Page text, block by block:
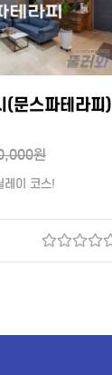
(문스파테라피)
원
레이 코스!